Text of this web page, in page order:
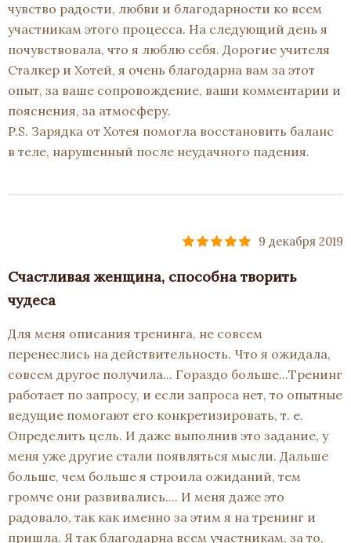
чувство радости, любви и благодарности ко всем
участникам этого процесса. На следующий день я
почувствовала, что я люблю себя. Дорогие учителя
Сталкер и Хотей, я очень благодарна вам за этот
опыт, за ваше сопровождение, ваши комментарии и
пояснения, за атмосферу.
P.S. Зарядка от Хотея помогла восстановить баланс
в теле, нарушенный после неудачного падения.
9 декабря 2019
Счастливая женщина, способна творить
чудеса
Для меня описания тренинга, не совсем
перенеслись на действительность. Что я ожидала,
совсем другое получила... Гораздо больше...Тренинг
работает по запросу, и если запроса нет, то опытные
ведущие помогают его конкретизировать, т. е.
Определить цель. И даже выполнив это задание, у
меня уже другие стали появляться мысли. Дальше
больше, чем больше я строила ожиданий, тем
громче они развивались.... И меня даже это
радовало, так как именно за этим я на тренинг и
пришла. Я так благодарна всем участникам, за то,